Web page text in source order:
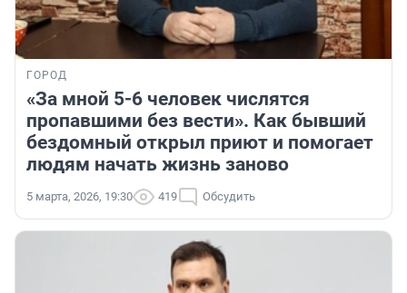
ГОРОД
«За мной 5-6 человек числятся
пропавшими без вести». Как бывший
бездомный открыл приют и помогает
людям начать жизнь заново
5 марта, 2026, 19:30 419 Обсудить